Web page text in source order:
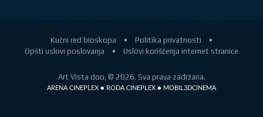
Kučni red bioskopa • Politika privatnosti
•
Opšti uslovi poslovanja
• Uslovi koriščenja internet stranice
Art Vista doo, © 2026. Sva prava zadržana.
ARENA CINEPLEX ● RODA CINEPLEX ● MOBIL3DCINEMA